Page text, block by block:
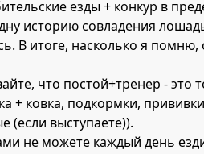
езды + конкур в
историю совладения
В итоге, насколько я помню,
что постой+тренер - это
+ ковка, подкормки,
(если выступаете)).
не можете каждый день